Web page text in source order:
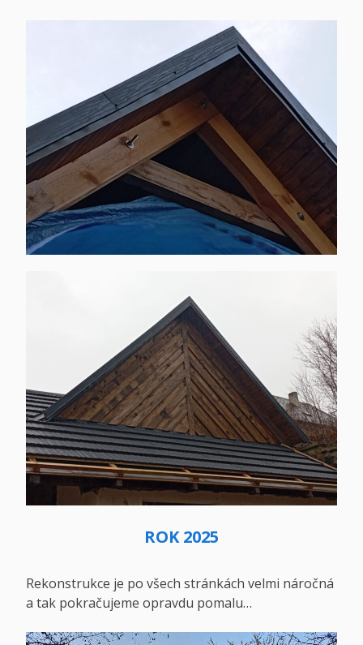
ROK 2025
Rekonstrukce je po všech stránkách velmi náročná
a tak pokračujeme opravdu pomalu…